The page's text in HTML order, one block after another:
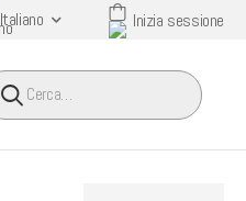
Italiano Inizia sessione
HEADER SEARCH